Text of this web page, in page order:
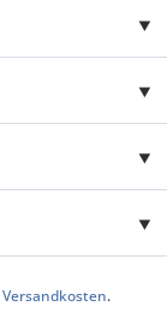
Versandkosten.